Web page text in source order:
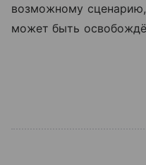
возможному
может быть